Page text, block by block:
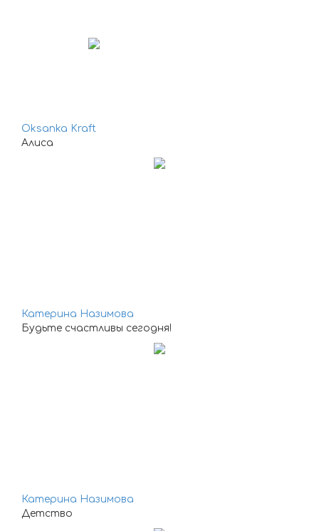
Oksanka Kraft
Алиса
Катерина Назимова
Будьте счастливы сегодня!
Катерина Назимова
Детство